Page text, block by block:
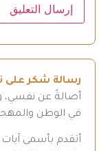
رسالة شكر على
أصالةً عن نفسي،
في الوطن
أتقدم بأسمى